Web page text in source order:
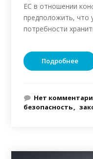
ЕС в отношении
предположить, что
потребности
Подробнее
Нет
безопасность